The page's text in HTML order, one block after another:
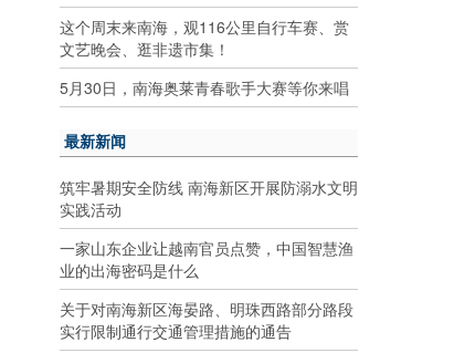
这个周末来南海，观116公里自行车赛、赏
文艺晚会、逛非遗市集！
5月30日，南海奥莱青春歌手大赛等你来唱
最新新闻
筑牢暑期安全防线 南海新区开展防溺水文明
实践活动
一家山东企业让越南官员点赞，中国智慧渔
业的出海密码是什么
关于对南海新区海晏路、明珠西路部分路段
实行限制通行交通管理措施的通告